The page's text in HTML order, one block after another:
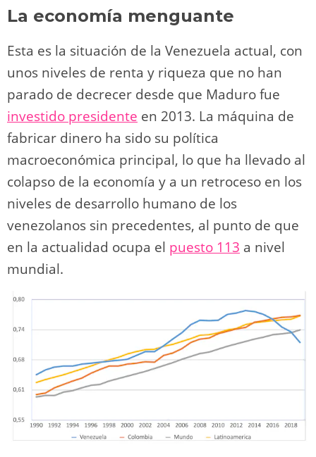
La economía menguante
Esta es la situación de la Venezuela actual, con
unos niveles de renta y riqueza que no han
parado de decrecer desde que Maduro fue
investido presidente en 2013. La máquina de
fabricar dinero ha sido su política
macroeconómica principal, lo que ha llevado al
colapso de la economía y a un retroceso en los
niveles de desarrollo humano de los
venezolanos sin precedentes, al punto de que
en la actualidad ocupa el puesto 113 a nivel
mundial.